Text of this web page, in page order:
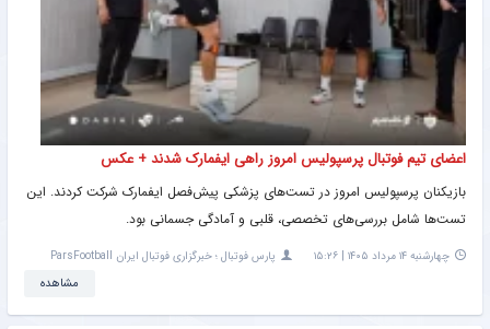
اعضای تیم فوتبال پرسپولیس امروز راهی ایفمارک شدند + عکس
بازیکنان پرسپولیس امروز در تست‌های پزشکی پیش‌فصل ایفمارک شرکت کردند. این
تست‌ها شامل بررسی‌های تخصصی، قلبی و آمادگی جسمانی بود.
چهارشنبه ۱۴ مرداد ۱۴۰۵ | ۱۵:۲۶ پارس فوتبال ؛ خبرگزاری فوتبال ایران ParsFootball
مشاهده